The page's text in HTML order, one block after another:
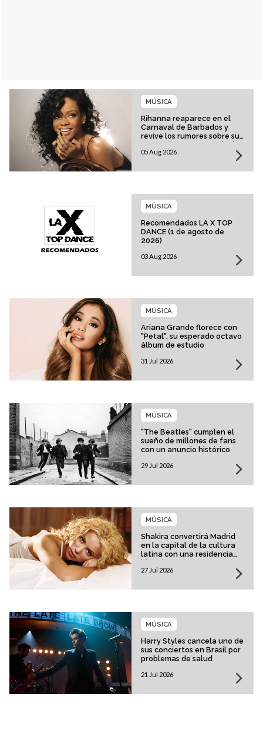
Rihanna reaparece en el
Carnaval de Barbados y
revive los rumores sobre su
esperado regreso musical
MÚSICA
05 Aug 2026
Recomendados LA X TOP
DANCE (1 de agosto de
2026)
MÚSICA
03 Aug 2026
Ariana Grande florece con
"Petal", su esperado octavo
álbum de estudio
MÚSICA
31 Jul 2026
"The Beatles" cumplen el
sueño de millones de fans
con un anuncio histórico
MÚSICA
29 Jul 2026
Shakira convertirá Madrid
en la capital de la cultura
latina con una residencia
histórica
MÚSICA
27 Jul 2026
Harry Styles cancela uno de
sus conciertos en Brasil por
problemas de salud
MÚSICA
21 Jul 2026